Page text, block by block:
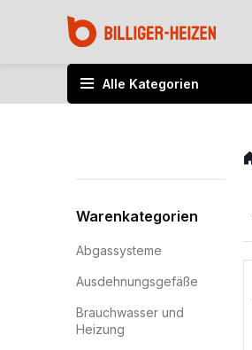
Alle Kategorien
Warenkategorien
Abgassysteme
Ausdehnungsgefäße
Brauchwasser und
Heizung